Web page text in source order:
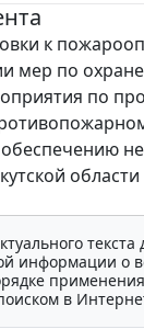
к
мер по
по
текста
информации о
в